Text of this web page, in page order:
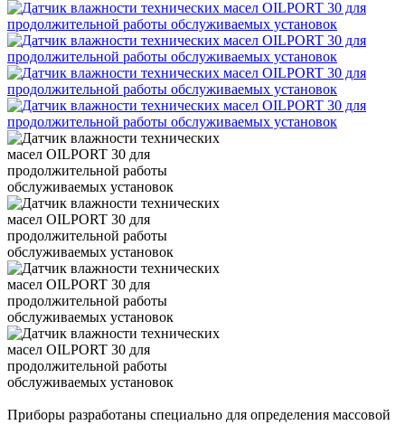
Приборы разработаны специально для определения массовой